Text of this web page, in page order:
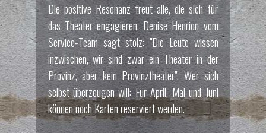
Die positive Resonanz freut alle, die sich für
das Theater engagieren. Denise Henrion vom
Service-Team sagt stolz: "Die Leute wissen
inzwischen, wir sind zwar ein Theater in der
Provinz, aber kein Provinztheater". Wer sich
selbst überzeugen will: Für April, Mai und Juni
können noch Karten reserviert werden.